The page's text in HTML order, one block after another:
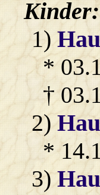
Kinder:
1)
*
†
2)
*
3)